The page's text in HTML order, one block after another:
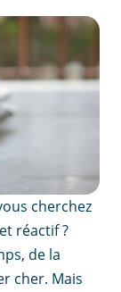
cherchez
réactif ?
de la
cher. Mais